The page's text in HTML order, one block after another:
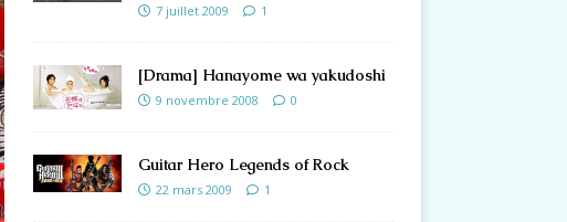
7 juillet 2009 1
[Drama] Hanayome wa yakudoshi
9 novembre 2008 0
Guitar Hero Legends of Rock
22 mars 2009 1